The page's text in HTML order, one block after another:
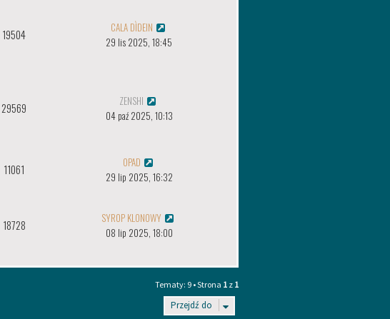
19504
CALA DÌDEIN
29 lis 2025, 18:45
29569
ZENSHI
04 paź 2025, 10:13
11061
OPAD
29 lip 2025, 16:32
18728
SYROP KLONOWY
08 lip 2025, 18:00
Tematy: 9 • Strona 1 z 1
Przejdź do